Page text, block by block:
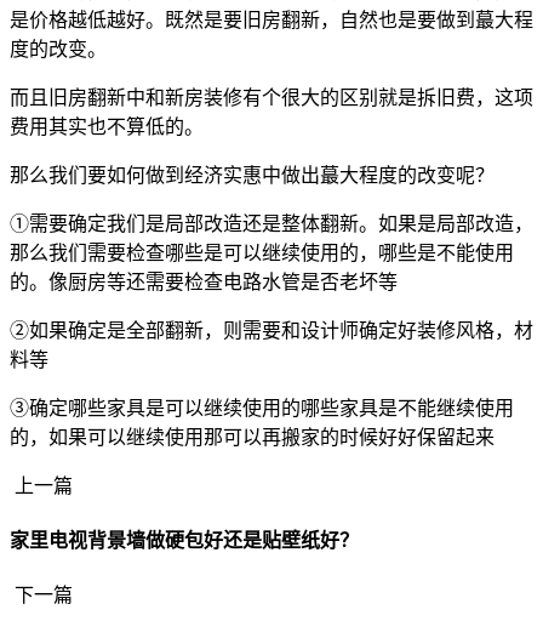
是价格越低越好。既然是要旧房翻新，自然也是要做到蕞大程
度的改变。
而且旧房翻新中和新房装修有个很大的区别就是拆旧费，这项
费用其实也不算低的。
那么我们要如何做到经济实惠中做出蕞大程度的改变呢？
①需要确定我们是局部改造还是整体翻新。如果是局部改造，
那么我们需要检查哪些是可以继续使用的，哪些是不能使用
的。像厨房等还需要检查电路水管是否老坏等
②如果确定是全部翻新，则需要和设计师确定好装修风格，材
料等
③确定哪些家具是可以继续使用的哪些家具是不能继续使用
的，如果可以继续使用那可以再搬家的时候好好保留起来
上一篇
家里电视背景墙做硬包好还是贴壁纸好？
下一篇